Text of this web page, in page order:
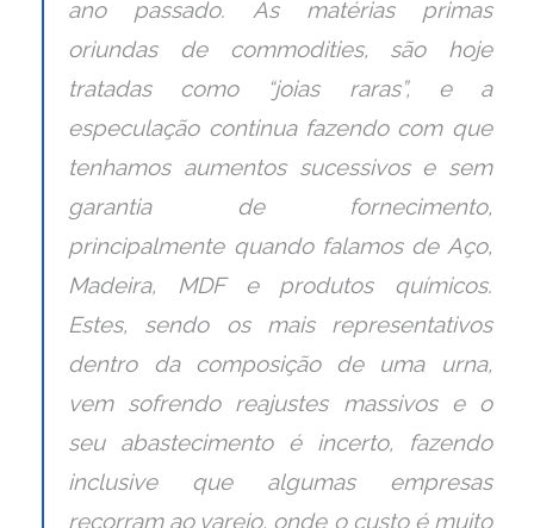
ano passado. As matérias primas
oriundas de commodities, são hoje
tratadas como “joias raras”, e a
especulação continua fazendo com que
tenhamos aumentos sucessivos e sem
garantia de fornecimento,
principalmente quando falamos de Aço,
Madeira, MDF e produtos químicos.
Estes, sendo os mais representativos
dentro da composição de uma urna,
vem sofrendo reajustes massivos e o
seu abastecimento é incerto, fazendo
inclusive que algumas empresas
recorram ao varejo, onde o custo é muito